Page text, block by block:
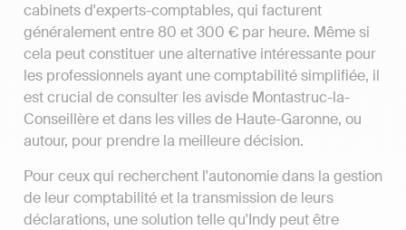
cabinets d'experts-comptables, qui facturent
généralement entre 80 et 300 € par heure. Même si
cela peut constituer une alternative intéressante pour
les professionnels ayant une comptabilité simplifiée, il
est crucial de consulter les avisde Montastruc-la-
Conseillère et dans les villes de Haute-Garonne, ou
autour, pour prendre la meilleure décision.
Pour ceux qui recherchent l'autonomie dans la gestion
de leur comptabilité et la transmission de leurs
déclarations, une solution telle qu'Indy peut être